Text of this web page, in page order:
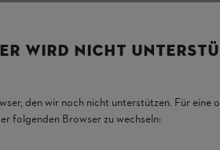
mit Ausnahme des AutoCut 2-2, des
WIRD NICHT
den wir noch nicht unterstützen. Für
folgenden Browser zu wechseln: